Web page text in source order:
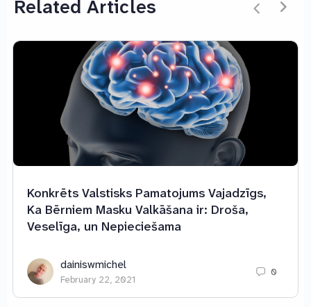
Related Articles
Konkrēts Valstisks Pamatojums Vajadzīgs,
Ka Bērniem Masku Valkāšana ir: Droša,
Veselīga, un Nepieciešama
dainiswmichel
February 22, 2021
0